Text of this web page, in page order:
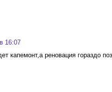
16:07
капемонт,а реновация гораздо